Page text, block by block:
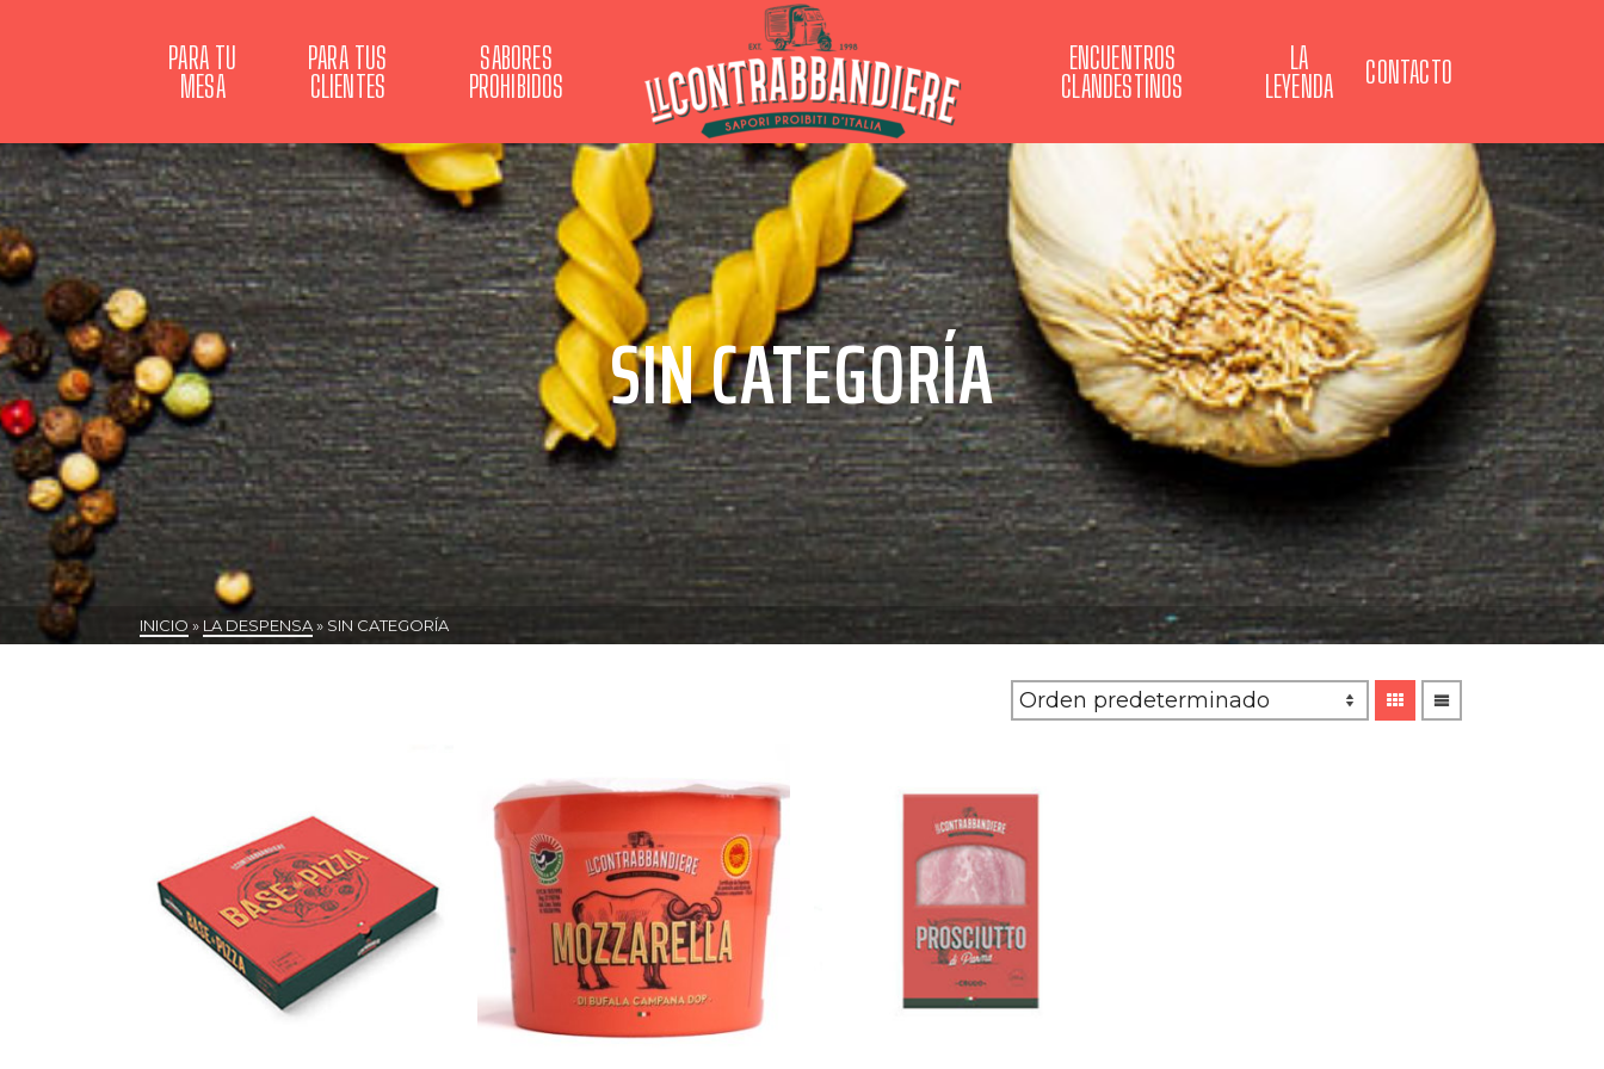
PARA TU
MESA
PARA TUS
CLIENTES
SABORES
PROHIBIDOS
ENCUENTROS
CLANDESTINOS
LA
LEYENDA
CONTACTO
SIN CATEGORÍA
INICIO » LA DESPENSA» SIN CATEGORÍA